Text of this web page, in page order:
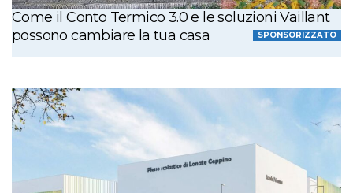
Come il Conto Termico 3.0 e le soluzioni Vaillant
possono cambiare la tua casa
SPONSORIZZATO